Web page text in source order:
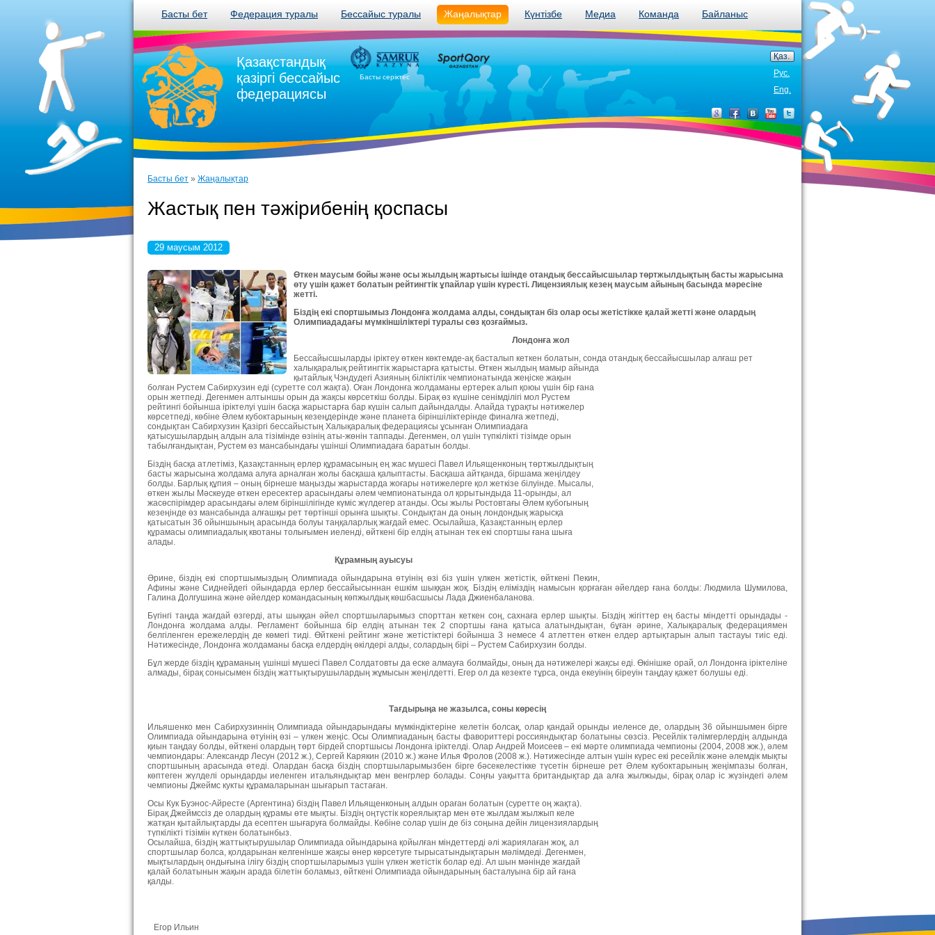
Басты бет Федерация туралы Бессайыс туралы Жаңалықтар Күнтізбе Медиа Команда Байланыс
Қазақстандық
қазіргі бессайыс
федерациясы
Қаз.
Рус.
Eng.
Басты серіктес
Басты бет » Жаңалықтар
Жастық пен тәжірибенің қоспасы
29 маусым 2012
Өткен маусым бойы және осы жылдың жартысы ішінде отандық бессайысшылар төртжылдықтың басты жарысына
өту үшін қажет болатын рейтингтік ұпайлар үшін күресті. Лицензиялық кезең маусым айының басында мәресіне
жетті.
Біздің екі спортшымыз Лондонға жолдама алды, сондықтан біз олар осы жетістікке қалай жетті және олардың
Олимпиададағы мүмкіншіліктері туралы сөз қозғаймыз.
Лондонға жол
Бессайысшыларды іріктеу өткен көктемде-ақ басталып кеткен болатын, сонда отандық бессайысшылар алғаш рет
халықаралық рейтингтік жарыстарға қатысты. Өткен жылдың мамыр айында
қытайлық Чэндудегі Азияның біліктілік чемпионатында жеңіске жақын
болған Рустем Сабирхузин еді (суретте сол жақта). Оған Лондонға жолдаманы ертерек алып қоюы үшін бір ғана
орын жетпеді. Дегенмен алтыншы орын да жақсы көрсеткіш болды. Бірақ өз күшіне сенімділігі мол Рустем
рейтингі бойынша іріктелуі үшін басқа жарыстарға бар күшін салып дайындалды. Алайда тұрақты нәтижелер
көрсетпеді, көбіне Әлем кубоктарының кезеңдерінде және планета біріншіліктерінде финалға жетпеді,
сондықтан Сабирхузин Қазіргі бессайыстың Халықаралық федерациясы ұсынған Олимпиадаға
қатысушылардың алдын ала тізімінде өзінің аты-жөнін таппады. Дегенмен, ол үшін түпкілікті тізімде орын
табылғандықтан, Рустем өз мансабындағы үшінші Олимпиадаға баратын болды.
Біздің басқа атлетіміз, Қазақстанның ерлер құрамасының ең жас мүшесі Павел Ильященконың төртжылдықтың
басты жарысына жолдама алуға арналған жолы басқаша қалыптасты. Басқаша айтқанда, біршама жеңілдеу
болды. Барлық құпия – оның бірнеше маңызды жарыстарда жоғары нәтижелерге қол жеткізе білуінде. Мысалы,
өткен жылы Мәскеуде өткен ересектер арасындағы әлем чемпионатында ол қорытындыда 11-орынды, ал
жасөспірімдер арасындағы әлем біріншілігінде күміс жүлдегер атанды. Осы жылы Ростовтағы Әлем кубогының
кезеңінде өз мансабында алғашқы рет төртінші орынға шықты. Сондықтан да оның лондондық жарысқа
қатысатын 36 ойыншының арасында болуы таңқаларлық жағдай емес. Осылайша, Қазақстанның ерлер
құрамасы олимпиадалық квотаны толығымен иеленді, өйткені бір елдің атынан тек екі спортшы ғана шыға
алады.
Құрамның ауысуы
Әрине, біздің екі спортшымыздың Олимпиада ойындарына өтуінің өзі біз үшін үлкен жетістік, өйткені Пекин,
Афины және Сиднейдегі ойындарда ерлер бессайысыннан ешкім шыққан жоқ. Біздің еліміздің намысын қорғаған әйелдер ғана болды: Людмила Шумилова,
Галина Долгушина және әйелдер командасының көпжылдық көшбасшысы Лада Джиенбаланова.
Бүгінгі таңда жағдай өзгерді, аты шыққан әйел спортшыларымыз спорттан кеткен соң, сахнаға ерлер шықты. Біздің жігіттер ең басты міндетті орындады -
Лондонға жолдама алды. Регламент бойынша бір елдің атынан тек 2 спортшы ғана қатыса алатындықтан, бұған әрине, Халықаралық федерациямен
белгіленген ережелердің де көмегі тиді. Өйткені рейтинг және жетістіктері бойынша 3 немесе 4 атлеттен өткен елдер артықтарын алып тастауы тиіс еді.
Нәтижесінде, Лондонға жолдаманы басқа елдердің өкілдері алды, солардың бірі – Рустем Сабирхузин болды.
Бұл жерде біздің құраманың үшінші мүшесі Павел Солдатовты да еске алмауға болмайды, оның да нәтижелері жақсы еді. Өкінішке орай, ол Лондонға іріктеліне
алмады, бірақ сонысымен біздің жаттықтырушылардың жұмысын жеңілдетті. Егер ол да кезекте тұрса, онда екеуінің біреуін таңдау қажет болушы еді.
Тағдырыңа не жазылса, соны көресің
Ильяшенко мен Сабирхузиннің Олимпиада ойындарындағы мүмкіндіктеріне келетін болсақ, олар қандай орынды иеленсе де, олардың 36 ойыншымен бірге
Олимпиада ойындарына өтуінің өзі – үлкен жеңіс. Осы Олимпиаданың басты фавориттері россияндықтар болатыны сөзсіз. Ресейлік тәлімгерлердің алдында
қиын таңдау болды, өйткені олардың төрт бірдей спортшысы Лондонға іріктелді. Олар Андрей Моисеев – екі мәрте олимпиада чемпионы (2004, 2008 жж.), әлем
чемпиондары: Александр Лесун (2012 ж.), Сергей Карякин (2010 ж.) және Илья Фролов (2008 ж.). Нәтижесінде алтын үшін күрес екі ресейлік және әлемдік мықты
спортшының арасында өтеді. Олардан басқа біздің спортшыларымызбен бірге бәсекелестікке түсетін бірнеше рет Әлем кубоктарының жеңімпазы болған,
көптеген жүлделі орындарды иеленген итальяндықтар мен венгрлер болады. Соңғы уақытта британдықтар да алға жылжыды, бірақ олар іс жүзіндегі әлем
чемпионы Джеймс кукты құрамаларынан шығарып тастаған.
Осы Кук Буэнос-Айресте (Аргентина) біздің Павел Ильященконың алдын ораған болатын (суретте оң жақта).
Бірақ Джеймссіз де олардың құрамы өте мықты. Біздің оңтүстік кореялықтар мен өте жылдам жылжып келе
жатқан қытайлықтарды да есептен шығаруға болмайды. Көбіне солар үшін де біз соңына дейін лицензиялардың
түпкілікті тізімін күткен болатынбыз.
Осылайша, біздің жаттықтырушылар Олимпиада ойындарына қойылған міндеттерді әлі жариялаған жоқ, ал
спортшылар болса, қолдарынан келгенінше жақсы өнер көрсетуге тырысатындықтарын мәлімдеді. Дегенмен,
мықтылардың ондығына ілігу біздің спортшыларымыз үшін үлкен жетістік болар еді. Ал шын мәнінде жағдай
қалай болатынын жақын арада білетін боламыз, өйткені Олимпиада ойындарының басталуына бір ай ғана
қалды.
Егор Ильин